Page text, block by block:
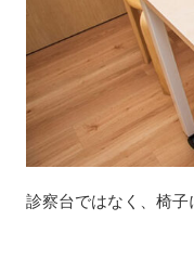
診察台ではなく、椅